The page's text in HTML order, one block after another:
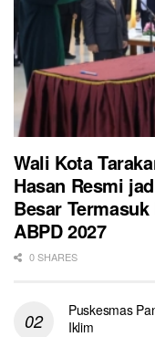
Wali Kota
Hasan Resmi
Besar
ABPD 2027
0 SHARES
Puskesmas
Iklim